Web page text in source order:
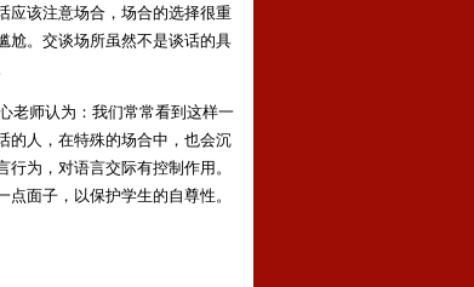
应该注意场合，场合的选择很重
尬。交谈场所虽然不是谈话的具
老师认为：我们常常看到这样一
的人，在特殊的场合中，也会沉
为，对语言交际有控制作用。
面子，以保护学生的自尊性。